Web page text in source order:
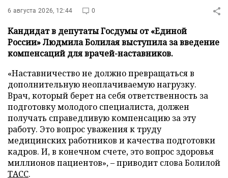
6 августа 2026, 12:44 0
Кандидат в депутаты Госдумы от «Единой
России» Людмила Болилая выступила за введение
компенсаций для врачей-наставников.
«Наставничество не должно превращаться в
дополнительную неоплачиваемую нагрузку.
Врач, который берет на себя ответственность за
подготовку молодого специалиста, должен
получать справедливую компенсацию за эту
работу. Это вопрос уважения к труду
медицинских работников и качества подготовки
кадров. И, в конечном счете, это вопрос здоровья
миллионов пациентов», – приводит слова Болилой
ТАСС.